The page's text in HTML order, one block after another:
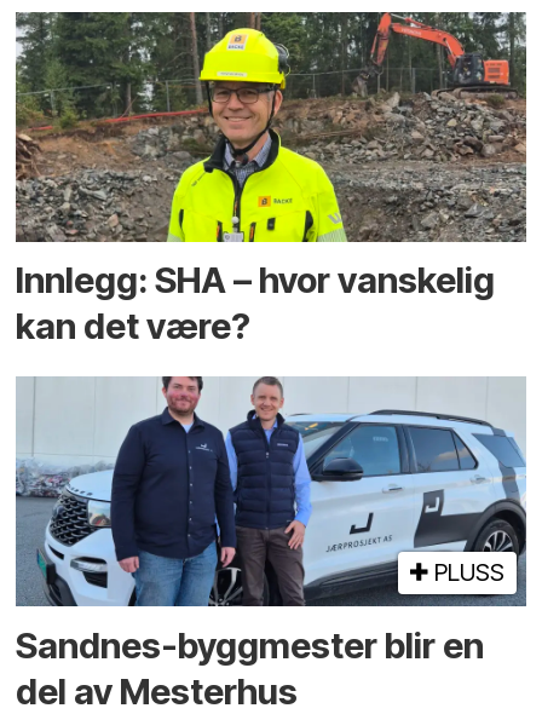
Innlegg: SHA – hvor vanskelig
kan det være?
PLUSS
Sandnes-byggmester blir en
del av Mesterhus